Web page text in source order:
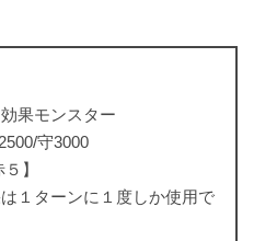
果モンスター
守3000
】
１ターンに１度しか使用で